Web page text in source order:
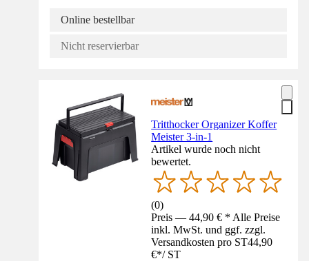
Online bestellbar
Nicht reservierbar
Tritthocker Organizer Koffer
Meister 3-in-1
Artikel wurde noch nicht
bewertet.
(0)
Preis — 44,90 € * Alle Preise
inkl. MwSt. und ggf. zzgl.
Versandkosten pro ST44,90
€*/ ST